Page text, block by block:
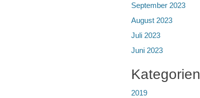
September 2023
August 2023
Juli 2023
Juni 2023
Kategorien
2019